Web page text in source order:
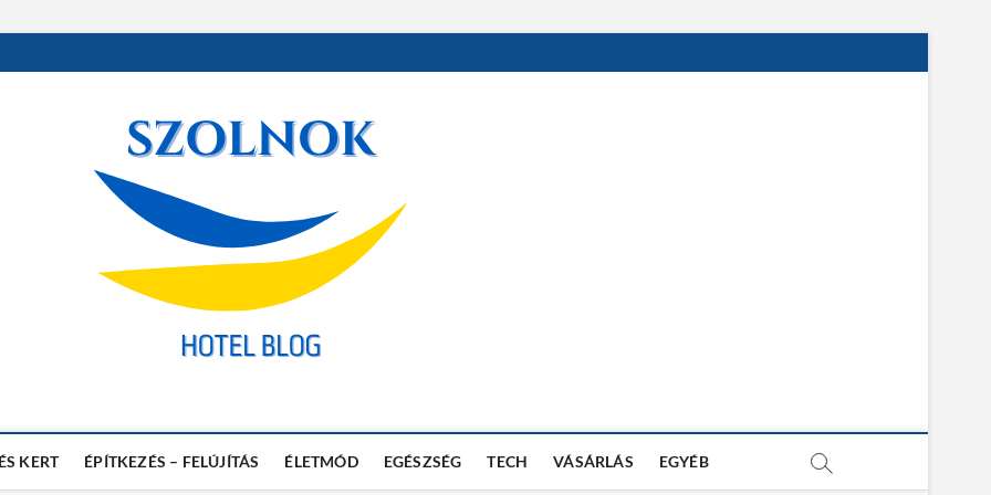
KERT ÉPÍTKEZÉS – FELÚJÍTÁS ÉLETMÓD EGÉSZSÉG TECH VÁSÁRLÁS EGYÉB